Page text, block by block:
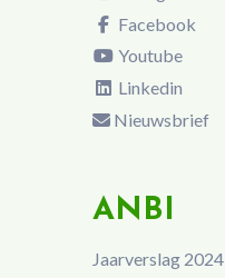
Facebook
Youtube
Linkedin
Nieuwsbrief
ANBI
Jaarverslag 2024